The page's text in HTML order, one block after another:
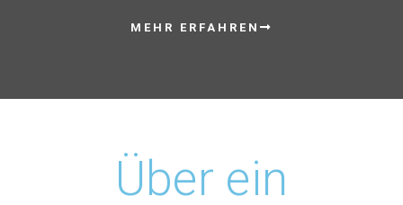
MEHR ERFAHREN
Über ein